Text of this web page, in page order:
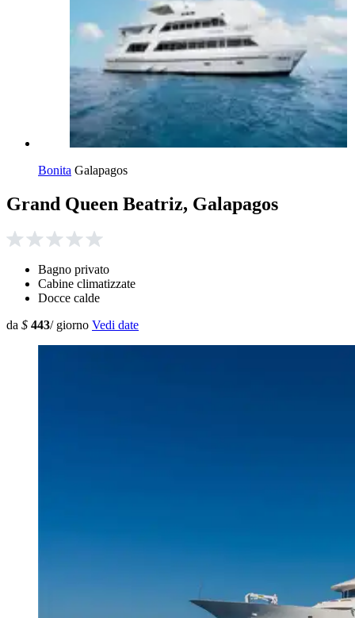
Bonita Galapagos
Grand Queen Beatriz, Galapagos
Bagno privato
Cabine climatizzate
Docce calde
da $ 443/ giorno Vedi date